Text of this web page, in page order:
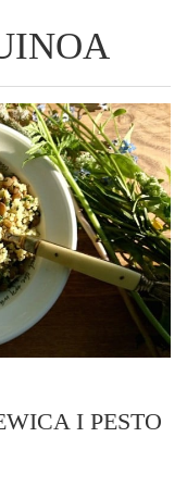
I PESTO